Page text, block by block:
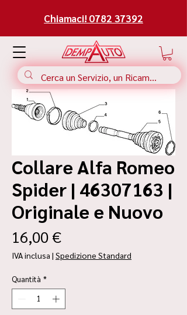
Chiamaci! 0782 37392
Collare Alfa Romeo
Spider | 46307163 |
Originale e Nuovo
16,00 €Prezzo
IVA inclusa | Spedizione Standard
Quantità *